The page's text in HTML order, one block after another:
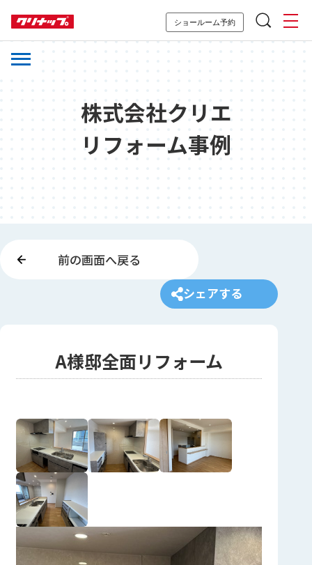
ショールーム予約
株式会社クリエ
リフォーム事例
前の画面へ戻る
シェアする
A様邸全面リフォーム